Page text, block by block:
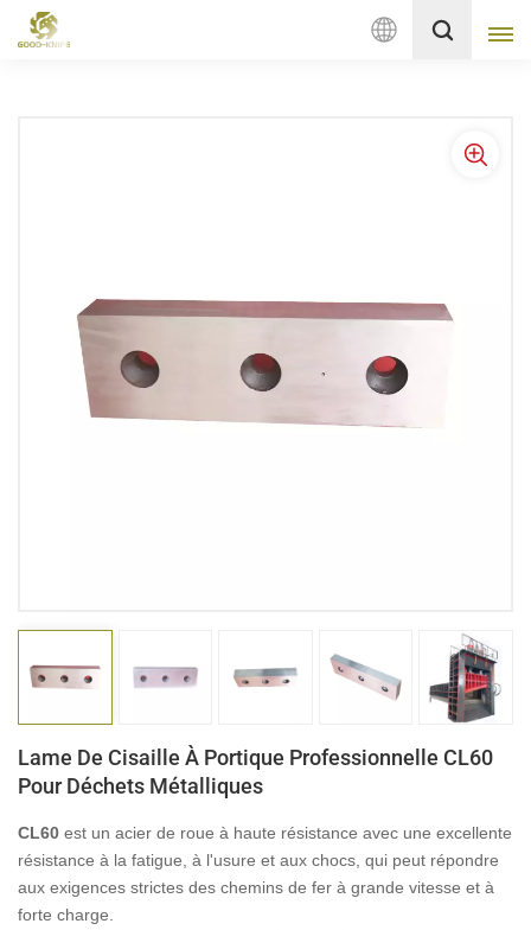
Français
русский
italiano
Lame De Cisaille À Portique Professionnelle CL60
Pour Déchets Métalliques
CL60 est un acier de roue à haute résistance avec une excellente
résistance à la fatigue, à l'usure et aux chocs, qui peut répondre
aux exigences strictes des chemins de fer à grande vitesse et à
forte charge.